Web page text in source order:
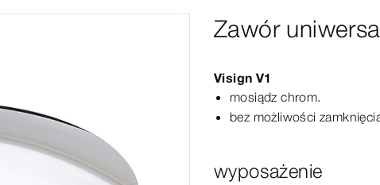
Zawór
Visign V1
mosiądz chrom.
bez możliwości
wyposażenie